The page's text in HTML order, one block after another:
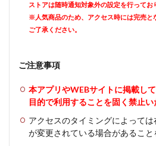
ストアは随時通知対象外の設定を行ってお
※人気商品のため、アクセス時には完売と
ご了承ください。
ご注意事項
本アプリやWEBサイトに掲載し
目的で利用することを固く禁止い
アクセスのタイミングによって
が変更されている場合があること